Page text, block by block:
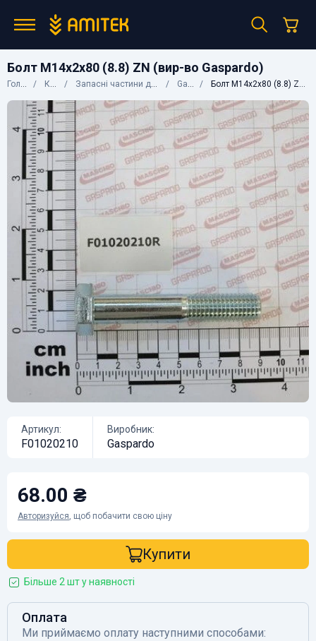
Болт М14х2х80 (8.8) ZN (вир-во Gaspardo)
Головна Каталог Запасні частини до сільгосптехніки Gaspardo Болт М14х2х80 (8.8) ZN (вир-во Gaspardo)
Артикул:
F01020210
Виробник:
Gaspardo
68.00 ₴
Авторизуйся, щоб побачити свою ціну
Купити
Більше 2 шт у наявності
Оплата
Ми приймаємо оплату наступними способами: